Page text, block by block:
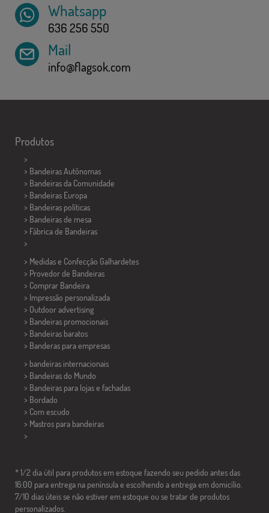
Whatsapp
636 256 550
Mail
info@flagsok.com
Produtos
>
> Bandeiras Autônomas
> Bandeiras da Comunidade
> Bandeiras Europa
> Bandeiras políticas
> Bandeiras de mesa
> Fábrica de Bandeiras
>
> Medidas e Confecção Galhardetes
> Provedor de Bandeiras
> Comprar Bandeira
> Impressão personalizada
> Outdoor advertising
> Bandeiras promocionais
> Bandeiras baratos
> Banderas para empresas
> bandeiras internacionais
> Bandeiras do Mundo
> Bandeiras para lojas e fachadas
> Bordado
> Com escudo
> Mastros para bandeiras
>
* 1/2 dia útil para produtos em estoque fazendo seu pedido antes das
16:00 para entrega na península e escolhendo a entrega em domicílio.
7/10 dias úteis se não estiver em estoque ou se tratar de produtos
personalizados.